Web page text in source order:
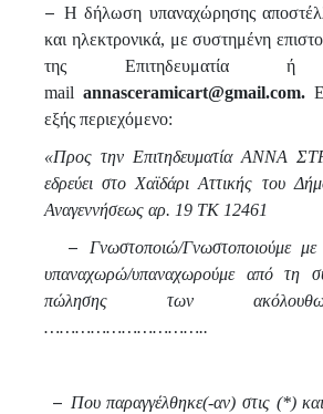
– Η δήλωση υπαναχώρησης
και ηλεκτρονικά, με συστημένη
της
mail annasceramicart@gmail.com.
εξής περιεχόμενο:
«Προς την Επιτηδευματία ΑΝΝΑ
εδρεύει στο Χαϊδάρι Αττικής του
Αναγεννήσεως αρ. 19 ΤΚ 12461
– Γνωστοποιώ/Γνωστοποιούμε
υπαναχωρώ/υπαναχωρούμε από τη
πώλησης των
…………………………..
– Που παραγγέλθηκε(-αν) στις (*)